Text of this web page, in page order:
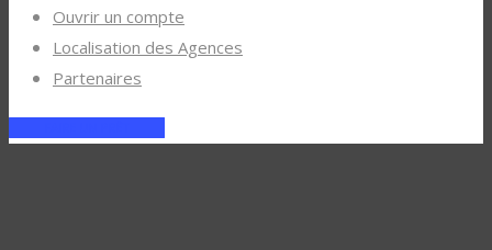
Ouvrir un compte
Localisation des Agences
Partenaires